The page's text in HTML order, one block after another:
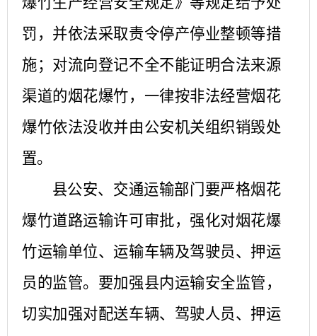
罚，并依法采取责令停产停业整顿等措
施；对流向登记不全不能证明合法来源
渠道的烟花爆竹，一律按非法经营烟花
爆竹依法没收并由公安机关组织销毁处
置。
县公安、交通运输部门要严格烟花
爆竹道路运输许可审批，强化对烟花爆
竹运输单位、运输车辆及驾驶员、押运
员的监管。要加强县内运输安全监管，
切实加强对配送车辆、驾驶人员、押运